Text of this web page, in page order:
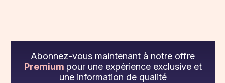
Abonnez-vous maintenant à notre offre
Premium pour une expérience exclusive et
une information de qualité